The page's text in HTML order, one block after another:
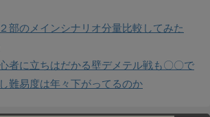
部のメインシナリオ分量比較してみた
心者に立ちはだかる壁デメテル戦も〇〇で
難易度は年々下がってるのか